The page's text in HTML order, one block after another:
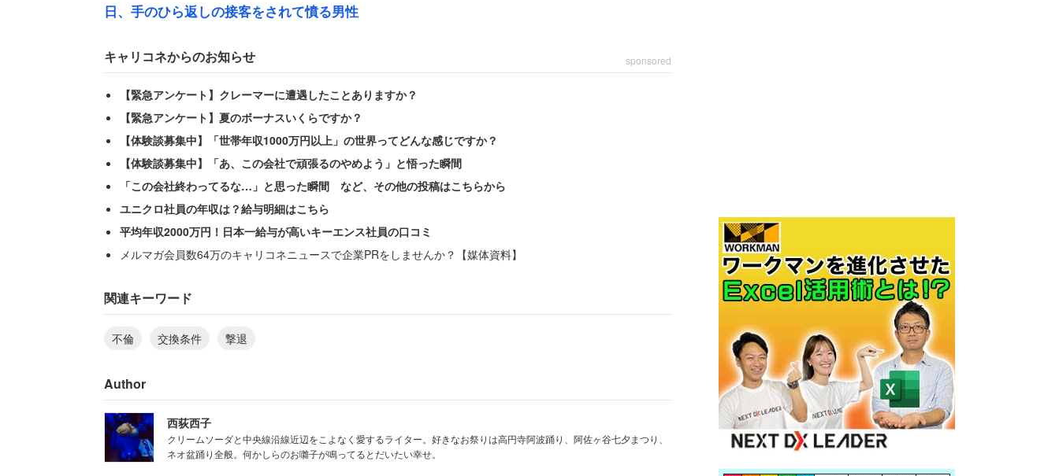
日、手のひら返しの接客をされて憤る男性
キャリコネからのお知らせ sponsored
【緊急アンケート】クレーマーに遭遇したことありますか？
【緊急アンケート】夏のボーナスいくらですか？
【体験談募集中】「世帯年収1000万円以上」の世界ってどんな感じですか？
【体験談募集中】「あ、この会社で頑張るのやめよう」と悟った瞬間
「この会社終わってるな…」と思った瞬間 など、その他の投稿はこちらから
ユニクロ社員の年収は？給与明細はこちら
平均年収2000万円！日本一給与が高いキーエンス社員の口コミ
メルマガ会員数64万のキャリコネニュースで企業PRをしませんか？【媒体資料】
関連キーワード
不倫 交換条件 撃退
Author
西荻西子
クリームソーダと中央線沿線近辺をこよなく愛するライター。好きなお祭りは高円寺阿波踊り、阿佐ヶ谷七夕まつり、
ネオ盆踊り全般。何かしらのお囃子が鳴ってるとだいたい幸せ。